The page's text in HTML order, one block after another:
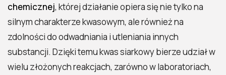
chemicznej, której działanie opiera się nie tylko na
silnym charakterze kwasowym, ale również na
zdolności do odwadniania i utleniania innych
substancji. Dzięki temu kwas siarkowy bierze udział w
wielu złożonych reakcjach, zarówno w laboratoriach,